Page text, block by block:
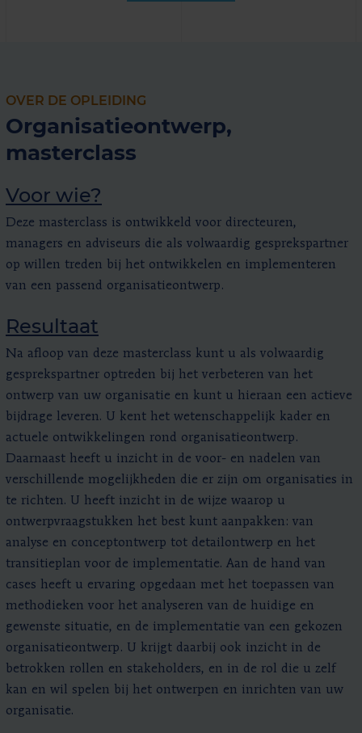
OVER DE OPLEIDING
Organisatieontwerp,
masterclass
Voor wie?
Deze masterclass is ontwikkeld voor directeuren,
managers en adviseurs die als volwaardig gesprekspartner
op willen treden bij het ontwikkelen en implementeren
van een passend organisatieontwerp.
Resultaat
Na afloop van deze masterclass kunt u als volwaardig
gesprekspartner optreden bij het verbeteren van het
ontwerp van uw organisatie en kunt u hieraan een actieve
bijdrage leveren. U kent het wetenschappelijk kader en
actuele ontwikkelingen rond organisatieontwerp.
Daarnaast heeft u inzicht in de voor- en nadelen van
verschillende mogelijkheden die er zijn om organisaties in
te richten. U heeft inzicht in de wijze waarop u
ontwerpvraagstukken het best kunt aanpakken: van
analyse en conceptontwerp tot detailontwerp en het
transitieplan voor de implementatie. Aan de hand van
cases heeft u ervaring opgedaan met het toepassen van
methodieken voor het analyseren van de huidige en
gewenste situatie, en de implementatie van een gekozen
organisatieontwerp. U krijgt daarbij ook inzicht in de
betrokken rollen en stakeholders, en in de rol die u zelf
kan en wil spelen bij het ontwerpen en inrichten van uw
organisatie.